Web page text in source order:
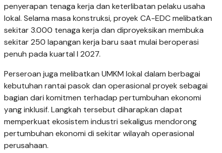
penyerapan tenaga kerja dan keterlibatan pelaku usaha
lokal. Selama masa konstruksi, proyek CA-EDC melibatkan
sekitar 3.000 tenaga kerja dan diproyeksikan membuka
sekitar 250 lapangan kerja baru saat mulai beroperasi
penuh pada kuartal I 2027.
Perseroan juga melibatkan UMKM lokal dalam berbagai
kebutuhan rantai pasok dan operasional proyek sebagai
bagian dari komitmen terhadap pertumbuhan ekonomi
yang inklusif. Langkah tersebut diharapkan dapat
memperkuat ekosistem industri sekaligus mendorong
pertumbuhan ekonomi di sekitar wilayah operasional
perusahaan.